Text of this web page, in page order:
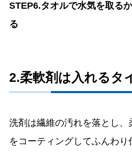
STEP6.タオルで水気を取る
る
2.柔軟剤は入れるタ
洗剤は繊維の汚れを落とし、
をコーティングしてふんわり